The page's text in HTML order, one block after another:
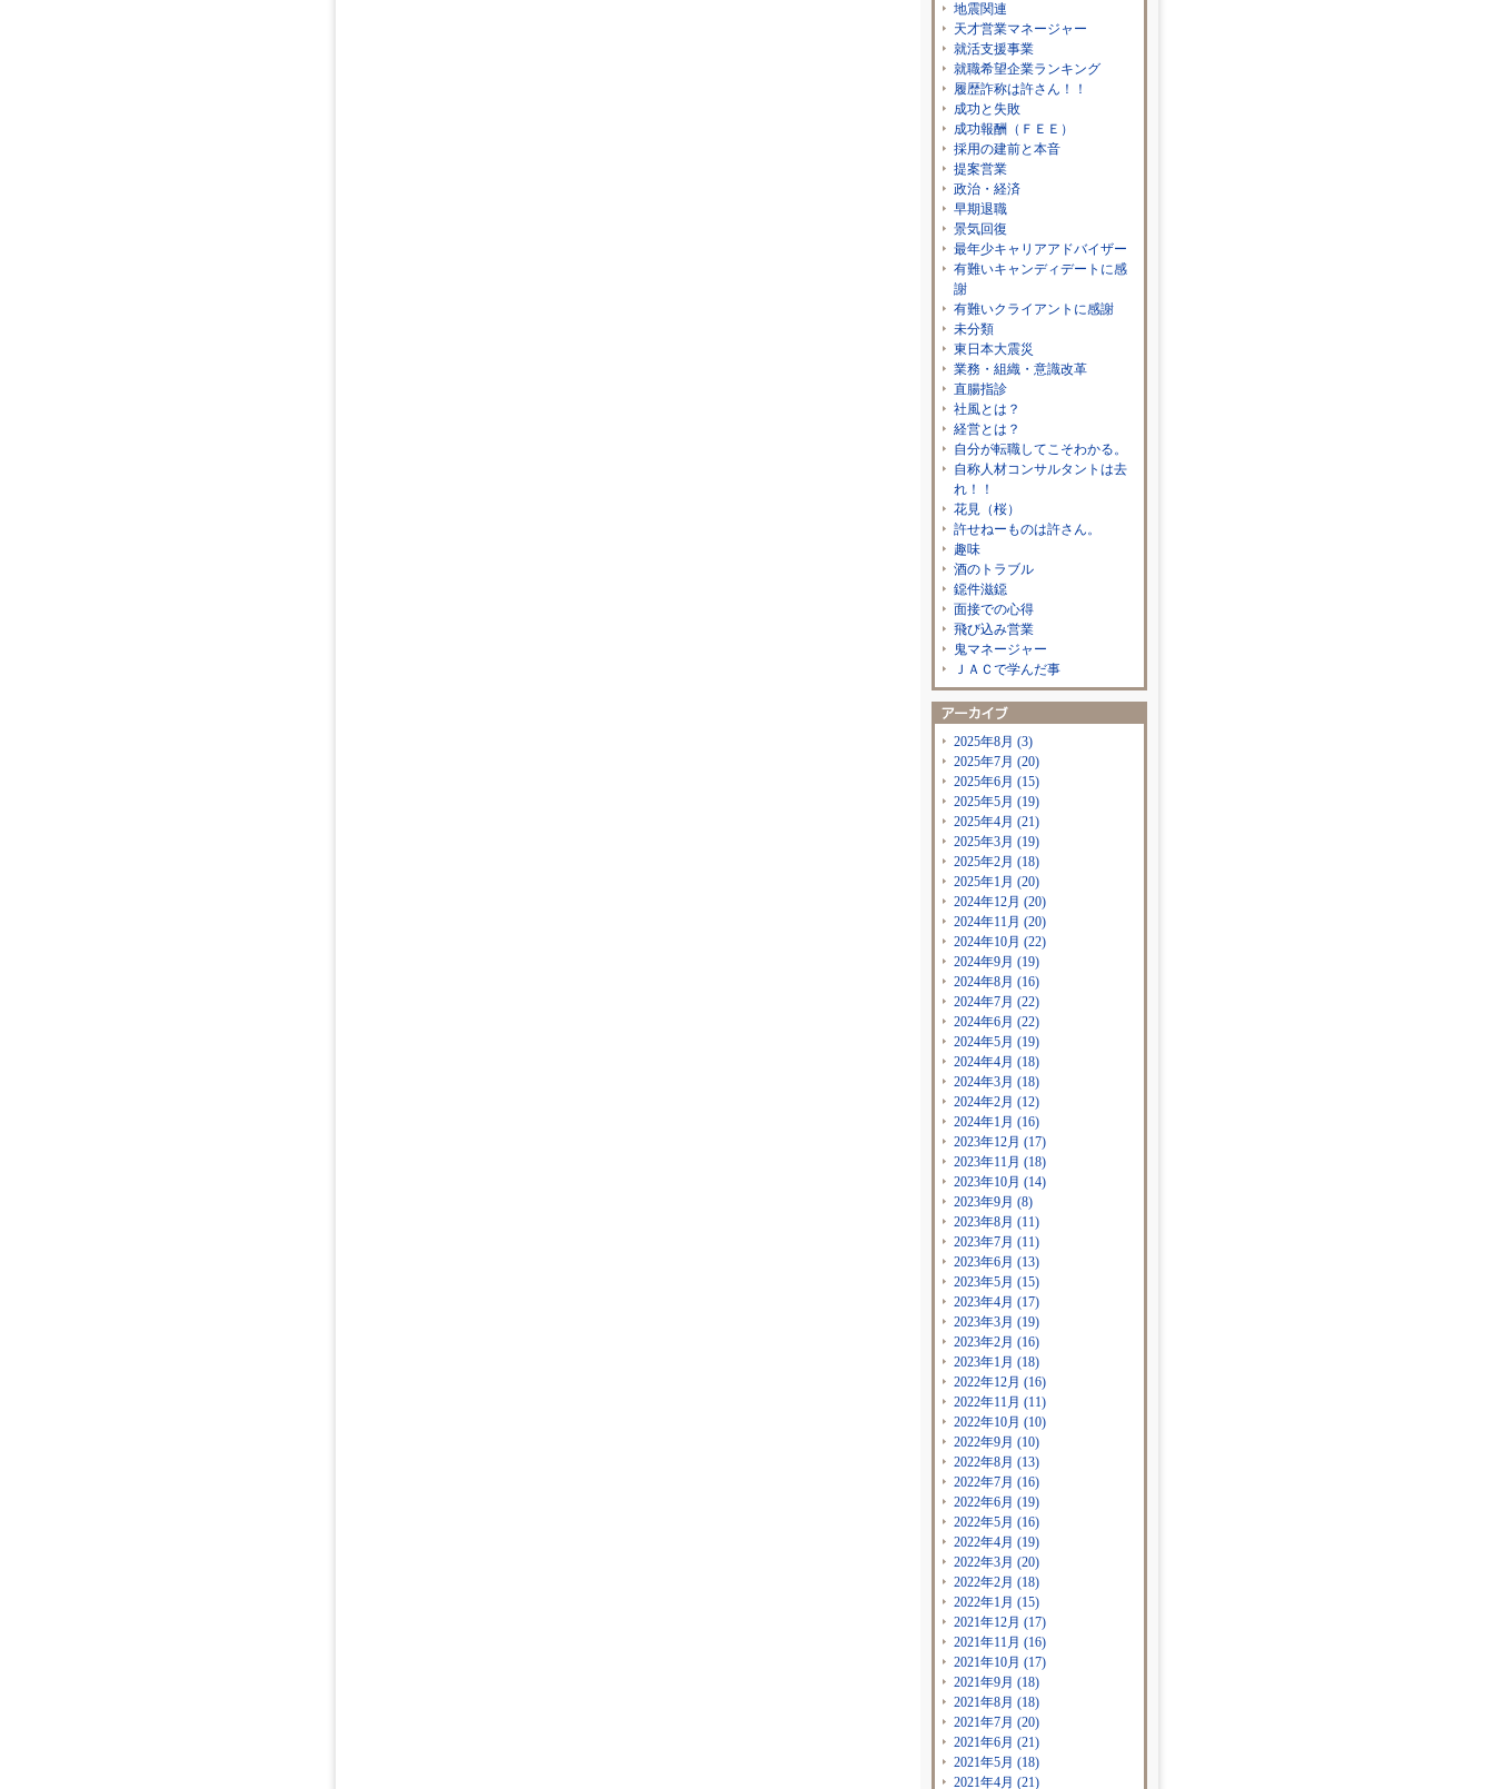
地震関連
天才営業マネージャー
就活支援事業
就職希望企業ランキング
履歴詐称は許さん！！
成功と失敗
成功報酬（ＦＥＥ）
採用の建前と本音
提案営業
政治・経済
早期退職
景気回復
最年少キャリアアドバイザー
有難いキャンディデートに感
謝
有難いクライアントに感謝
未分類
東日本大震災
業務・組織・意識改革
直腸指診
社風とは？
経営とは？
自分が転職してこそわかる。
自称人材コンサルタントは去
れ！！
花見（桜）
許せねーものは許さん。
趣味
酒のトラブル
鐚件滋鐚
面接での心得
飛び込み営業
鬼マネージャー
ＪＡＣで学んだ事
2025年8月 (3)
2025年7月 (20)
2025年6月 (15)
2025年5月 (19)
2025年4月 (21)
2025年3月 (19)
2025年2月 (18)
2025年1月 (20)
2024年12月 (20)
2024年11月 (20)
2024年10月 (22)
2024年9月 (19)
2024年8月 (16)
2024年7月 (22)
2024年6月 (22)
2024年5月 (19)
2024年4月 (18)
2024年3月 (18)
2024年2月 (12)
2024年1月 (16)
2023年12月 (17)
2023年11月 (18)
2023年10月 (14)
2023年9月 (8)
2023年8月 (11)
2023年7月 (11)
2023年6月 (13)
2023年5月 (15)
2023年4月 (17)
2023年3月 (19)
2023年2月 (16)
2023年1月 (18)
2022年12月 (16)
2022年11月 (11)
2022年10月 (10)
2022年9月 (10)
2022年8月 (13)
2022年7月 (16)
2022年6月 (19)
2022年5月 (16)
2022年4月 (19)
2022年3月 (20)
2022年2月 (18)
2022年1月 (15)
2021年12月 (17)
2021年11月 (16)
2021年10月 (17)
2021年9月 (18)
2021年8月 (18)
2021年7月 (20)
2021年6月 (21)
2021年5月 (18)
2021年4月 (21)